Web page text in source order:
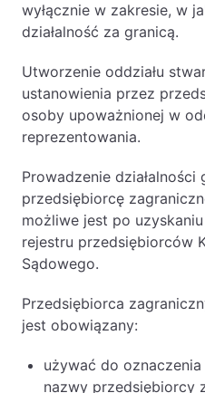
wyłącznie w zakresie, w
działalność za granicą.
Utworzenie oddziału
ustanowienia przez
osoby upoważnionej w
reprezentowania.
Prowadzenie
przedsiębiorcę
możliwe jest po
rejestru przedsiębiorców
Sądowego.
Przedsiębiorca
jest obowiązany:
używać do
nazwy przedsiębiorcy